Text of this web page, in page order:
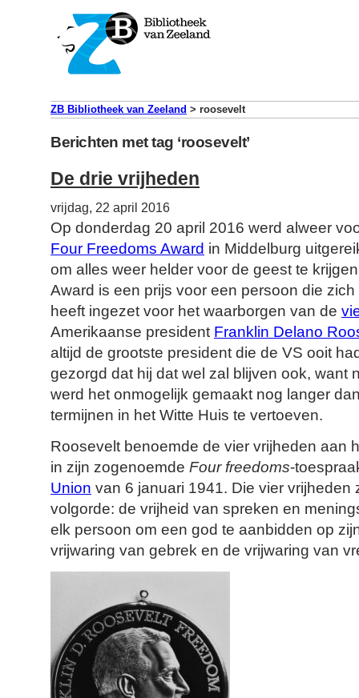
ZB Bibliotheek van Zeeland > roosevelt
Berichten met tag ‘roosevelt’
De drie vrijheden
vrijdag, 22 april 2016
Op donderdag 20 april 2016 werd alweer
Four Freedoms Award in Middelburg
om alles weer helder voor de geest te
Award is een prijs voor een persoon die
heeft ingezet voor het waarborgen van de
Amerikaanse president Franklin Delano
altijd de grootste president die de VS ooit
gezorgd dat hij dat wel zal blijven ook, want
werd het onmogelijk gemaakt nog langer
termijnen in het Witte Huis te vertoeven.
Roosevelt benoemde de vier vrijheden aan
in zijn zogenoemde Four freedoms-
Union van 6 januari 1941. Die vier vrijheden
volgorde: de vrijheid van spreken en
elk persoon om een god te aanbidden op
vrijwaring van gebrek en de vrijwaring van